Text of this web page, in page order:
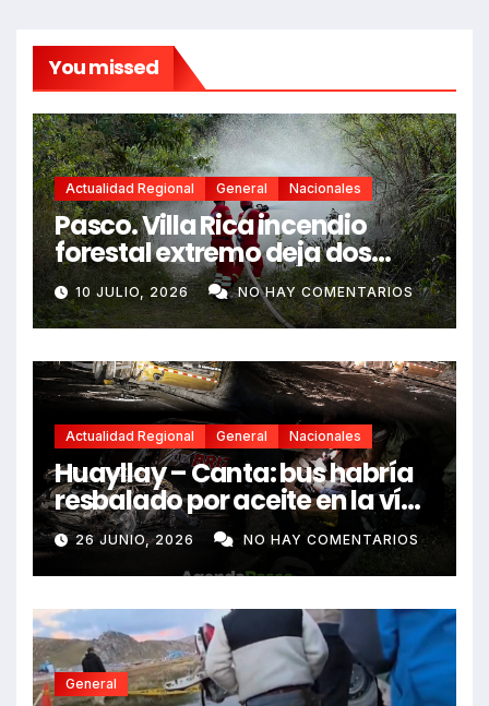
You missed
Actualidad Regional General Nacionales
Pasco. Villa Rica incendio
forestal extremo deja dos
fallecidos y heridos
10 JULIO, 2026 NO HAY COMENTARIOS
Actualidad Regional General Nacionales
Huayllay – Canta: bus habría
resbalado por aceite en la vía
e impactó auto siniestrado
dejando dos fallecidos
26 JUNIO, 2026 NO HAY COMENTARIOS
General